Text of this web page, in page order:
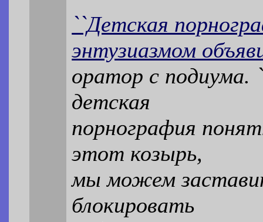
``Детская
энтузиазмом
оратор с
детская
порнография
этот козырь,
мы можем
блокировать